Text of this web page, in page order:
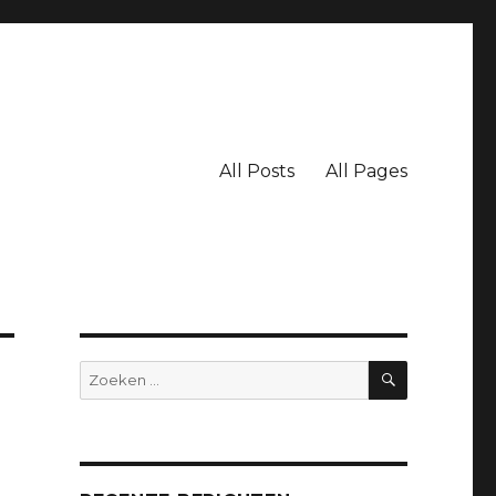
All Posts All Pages
Zoeken
naar:
ZOEKEN